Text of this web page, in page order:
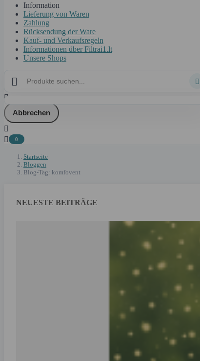
Information
Lieferung von Waren
Zahlung
Rücksendung der Ware
Kauf- und Verkaufsregeln
Informationen über Filtrai1.lt
Unsere Shops



Abbrechen


0
Startseite
Bloggen
Blog-Tag: komfovent
NEUESTE BEITRÄGE